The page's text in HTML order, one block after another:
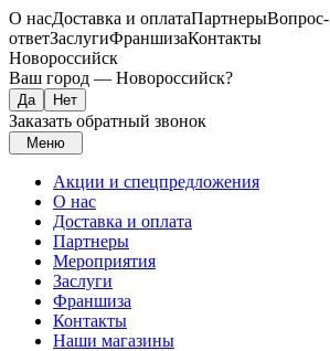
О насДоставка и оплатаПартнерыВопрос-
ответЗаслугиФраншизаКонтакты
Новороссийск
Ваш город — Новороссийск?
Заказать обратный звонок
Меню
Акции и спецпредложения
О нас
Доставка и оплата
Партнеры
Мероприятия
Заслуги
Франшиза
Контакты
Наши магазины